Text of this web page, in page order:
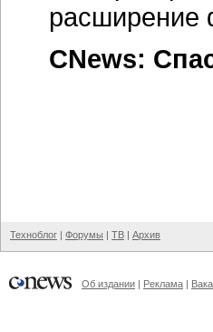
расширение
CNews:
Техноблог | Форумы | ТВ | Архив
Об издании | Реклама |